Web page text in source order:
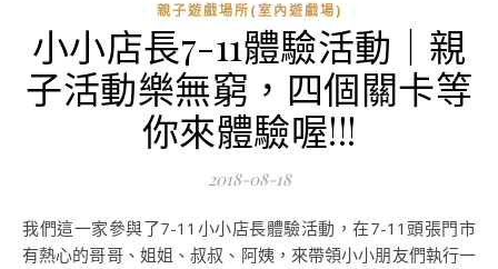
親子遊戲場所(室內遊戲場)
小小店長7-11體驗活動｜親
子活動樂無窮，四個關卡等
你來體驗喔!!!
2018-08-18
我們這一家參與了7-11小小店長體驗活動，在7-11頭張門市
有熱心的哥哥、姐姐、叔叔、阿姨，來帶領小小朋友們執行一